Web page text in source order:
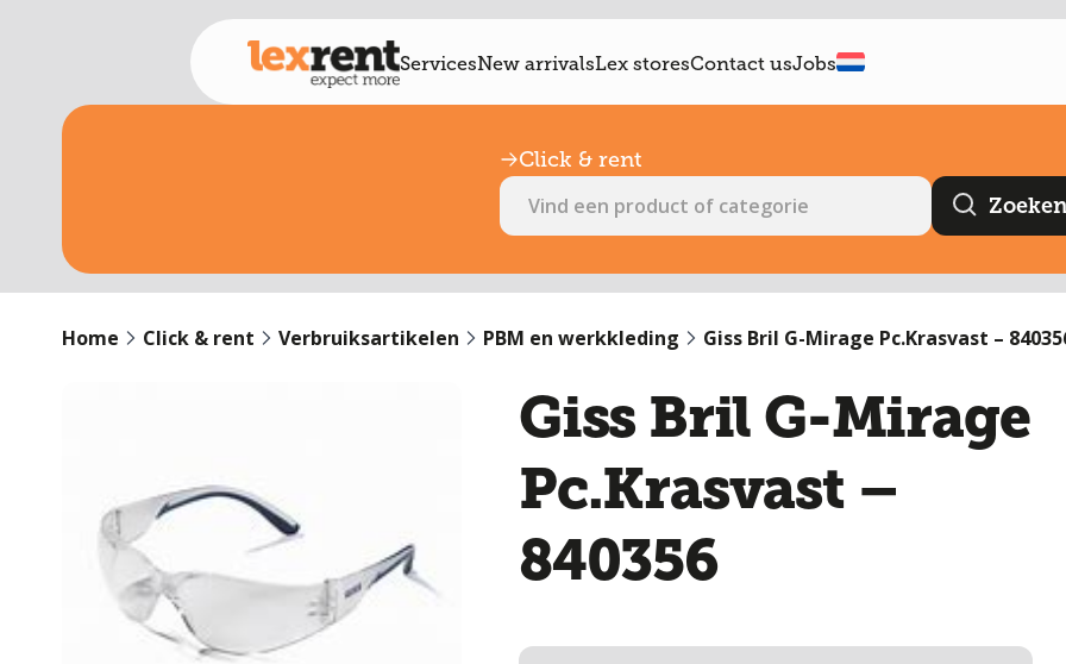
ServicesNew arrivalsLex storesContact usJobs
Click & rent
Home Click & rent Verbruiksartikelen PBM en werkkleding Giss Bril G-Mirage Pc.Krasvast –
Giss Bril G-Mirage
Pc.Krasvast –
840356